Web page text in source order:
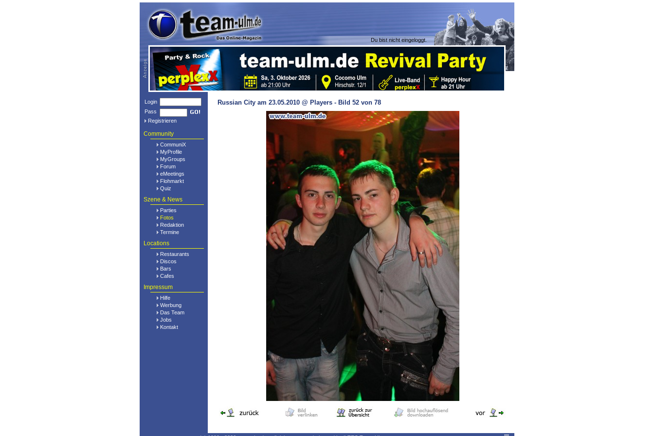
Du bist nicht eingeloggt.
Login
Pass
Registrieren
Community
CommuniX
MyProfile
MyGroups
Forum
eMeetings
Flohmarkt
Quiz
Szene & News
Parties
Fotos
Redaktion
Termine
Locations
Restaurants
Discos
Bars
Cafes
Impressum
Hilfe
Werbung
Das Team
Jobs
Kontakt
Russian City am 23.05.2010 @ Players - Bild 52 von 78